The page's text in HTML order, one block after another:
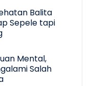
Balita
Sepele tapi
Mental,
Salah